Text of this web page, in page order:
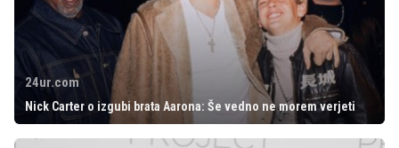
24ur.com
Nick Carter o izgubi brata Aarona: Še vedno ne morem verjeti